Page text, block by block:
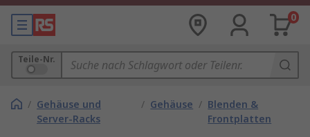
0
Teile-Nr.
/ Gehäuse und
Server-Racks
/ Gehäuse / Blenden &
Frontplatten